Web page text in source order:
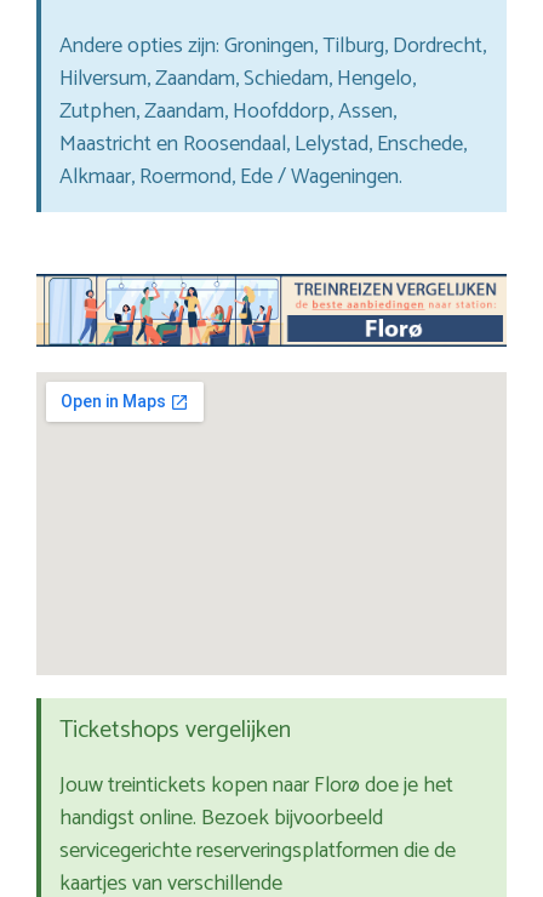
Andere opties zijn: Groningen, Tilburg, Dordrecht,
Hilversum, Zaandam, Schiedam, Hengelo,
Zutphen, Zaandam, Hoofddorp, Assen,
Maastricht en Roosendaal, Lelystad, Enschede,
Alkmaar, Roermond, Ede / Wageningen.
Ticketshops vergelijken
Jouw treintickets kopen naar Florø doe je het
handigst online. Bezoek bijvoorbeeld
servicegerichte reserveringsplatformen die de
kaartjes van verschillende